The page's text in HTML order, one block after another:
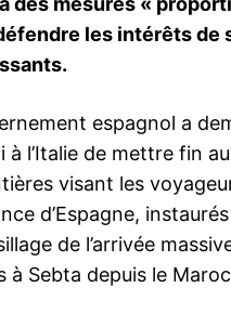
le1.ma
l'intelligence de